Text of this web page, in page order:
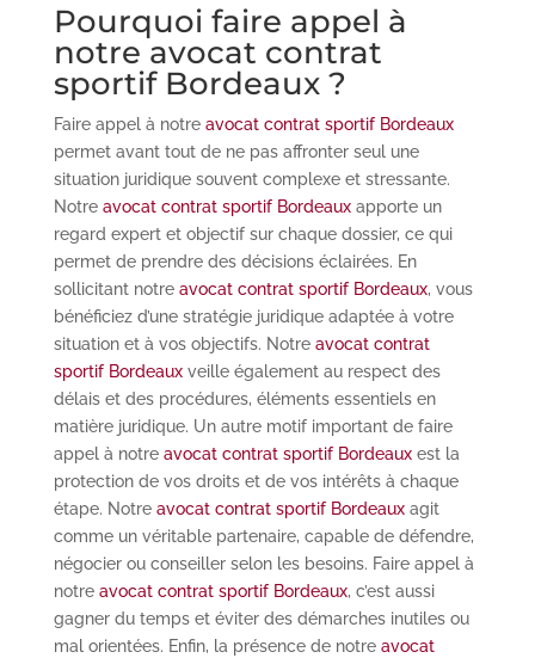
Pourquoi faire appel à
notre avocat contrat
sportif Bordeaux ?
Faire appel à notre avocat contrat sportif Bordeaux
permet avant tout de ne pas affronter seul une
situation juridique souvent complexe et stressante.
Notre avocat contrat sportif Bordeauxapporte un
regard expert et objectif sur chaque dossier, ce qui
permet de prendre des décisions éclairées. En
sollicitant notre avocat contrat sportif Bordeaux, vous
bénéficiez d’une stratégie juridique adaptée à votre
situation et à vos objectifs. Notre avocat contrat
sportif Bordeauxveille également au respect des
délais et des procédures, éléments essentiels en
matière juridique. Un autre motif important de faire
appel à notre avocat contrat sportif Bordeauxest la
protection de vos droits et de vos intérêts à chaque
étape. Notre avocat contrat sportif Bordeauxagit
comme un véritable partenaire, capable de défendre,
négocier ou conseiller selon les besoins. Faire appel à
notre avocat contrat sportif Bordeaux, c’est aussi
gagner du temps et éviter des démarches inutiles ou
mal orientées. Enfin, la présence de notre avocat